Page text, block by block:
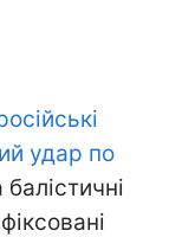
удар по